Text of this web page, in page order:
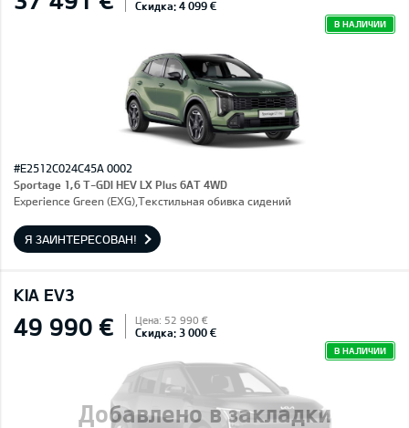
Скидка: 4 099 €
В НАЛИЧИИ
#E2512C024C45A 0002
Sportage 1,6 T-GDI HEV LX Plus 6AT 4WD
Experience Green (EXG),Текстильная обивка сидений
Я ЗАИНТЕРЕСОВАН!
KIA EV3
Добавлено в закладки
49 990 € Цена: 52 990 €
Скидка: 3 000 €
В НАЛИЧИИ